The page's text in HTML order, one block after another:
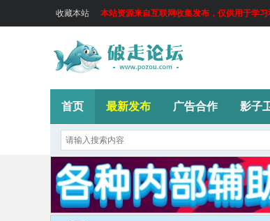
收藏本站 本站资源来自互联网收集发布，仅供用于学
首页 最新发布 广告合作 影子